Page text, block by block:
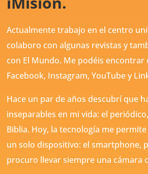
Actualmente trabajo en el centro
colaboro con algunas revistas y
con El Mundo. Me podéis encontrar
Facebook, Instagram, YouTube y
Hace un par de años descubrí que
inseparables en mi vida: el
Biblia. Hoy, la tecnología me
un solo dispositivo: el smartphone,
procuro llevar siempre una cámara